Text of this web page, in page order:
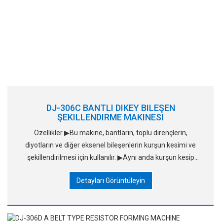
DJ-306C BANTLI DIKEY BILEŞEN
ŞEKILLENDIRME MAKINESI
Özellikler ▶Bu makine, bantların, toplu dirençlerin,
diyotların ve diğer eksenel bileşenlerin kurşun kesimi ve
şekillendirilmesi için kullanılır. ▶Aynı anda kurşun kesip
uzunluğu
Detayları Görüntüleyin